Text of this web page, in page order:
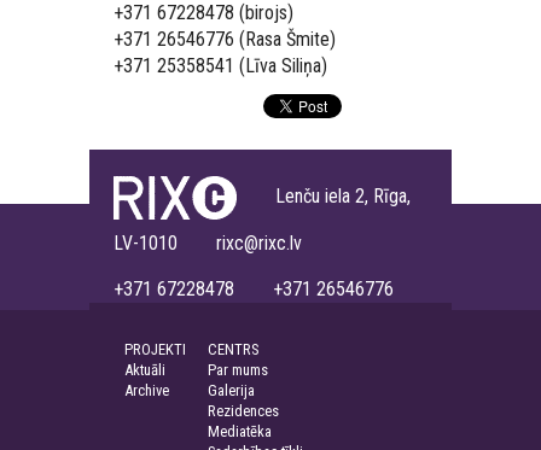
+371 67228478 (birojs)
+371 26546776 (Rasa Šmite)
+371 25358541 (Līva Siliņa)
Lenču iela 2, Rīga,
LV-1010 rixc@rixc.lv
+371 67228478 +371 26546776
PROJEKTI
Aktuāli
Archive
CENTRS
Par mums
Galerija
Rezidences
Mediatēka